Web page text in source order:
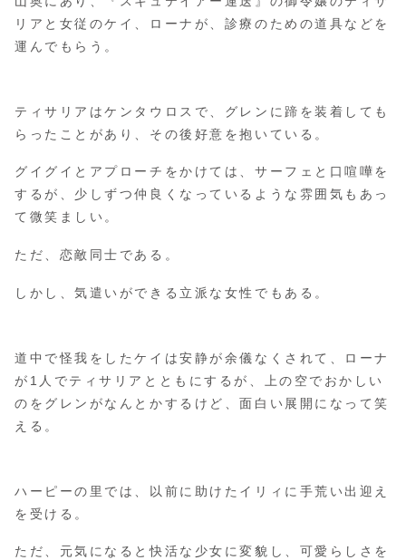
リアと女従のケイ、ローナが、診療のための道具などを
運んでもらう。
ティサリアはケンタウロスで、グレンに蹄を装着しても
らったことがあり、その後好意を抱いている。
グイグイとアプローチをかけては、サーフェと口喧嘩を
するが、少しずつ仲良くなっているような雰囲気もあっ
て微笑ましい。
ただ、恋敵同士である。
しかし、気遣いができる立派な女性でもある。
道中で怪我をしたケイは安静が余儀なくされて、ローナ
が1人でティサリアとともにするが、上の空でおかしい
のをグレンがなんとかするけど、面白い展開になって笑
える。
ハーピーの里では、以前に助けたイリィに手荒い出迎え
を受ける。
ただ、元気になると快活な少女に変貌し、可愛らしさを